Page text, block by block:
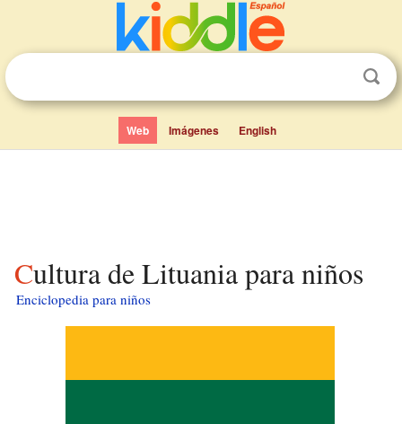
Web Imágenes English
Cultura de Lituania para niños
Enciclopedia para niños